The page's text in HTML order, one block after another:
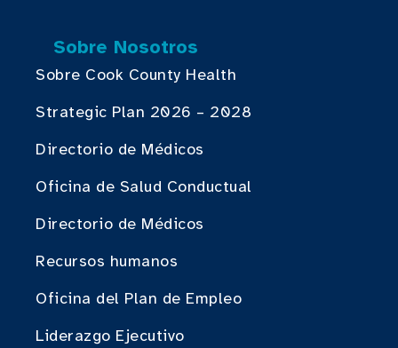
Sobre Nosotros
Sobre Cook County Health
Strategic Plan 2026 – 2028
Directorio de Médicos
Oficina de Salud Conductual
Directorio de Médicos
Recursos humanos
Oficina del Plan de Empleo
Liderazgo Ejecutivo